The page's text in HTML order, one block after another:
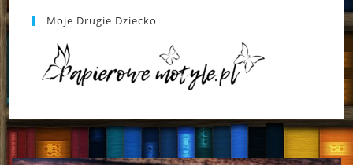
Moje Drugie Dziecko